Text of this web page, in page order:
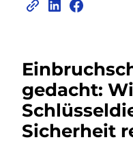
gedacht:
Sicherheit